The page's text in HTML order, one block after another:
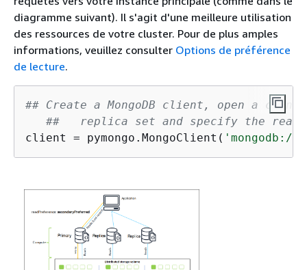
diagramme suivant). Il s'agit d'une meilleure utilisation
des ressources de votre cluster. Pour de plus amples
informations, veuillez consulter Options de préférence
de lecture.
## Create a MongoDB client, open a
##   replica set and specify the read
client = pymongo.MongoClient( 'mongodb://